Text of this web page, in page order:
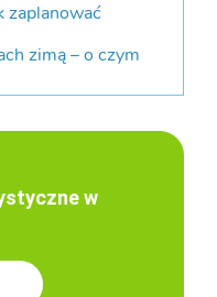
zaplanować
zimą – o czym
w